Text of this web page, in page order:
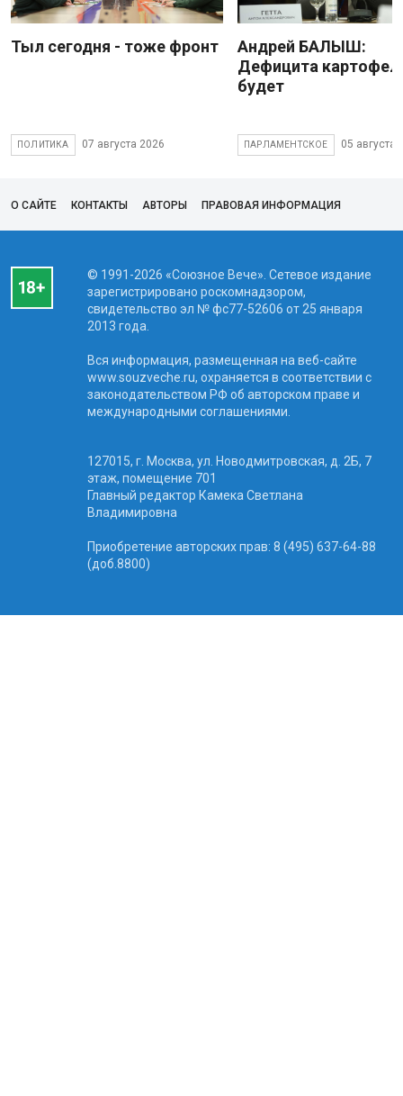
Тыл сегодня - тоже фронт
ПОЛИТИКА 07 августа 2026
Андрей БАЛЫШ:
Дефицита
будет
ПАРЛАМЕНТСКОЕ 05 августа
О САЙТЕ КОНТАКТЫ АВТОРЫ ПРАВОВАЯ ИНФОРМАЦИЯ
© 1991-2026 «Союзное Вече». Сетевое издание
зарегистрировано роскомнадзором,
свидетельство эл № фc77-52606 от 25 января
2013 года.
Вся информация, размещенная на веб-сайте
www.souzveche.ru, охраняется в соответствии с
законодательством РФ об авторском праве и
международными соглашениями.
127015, г. Москва, ул. Новодмитровская, д. 2Б, 7
этаж, помещение 701
Главный редактор Камека Светлана
Владимировна
Приобретение авторских прав: 8 (495) 637-64-88
(доб.8800)